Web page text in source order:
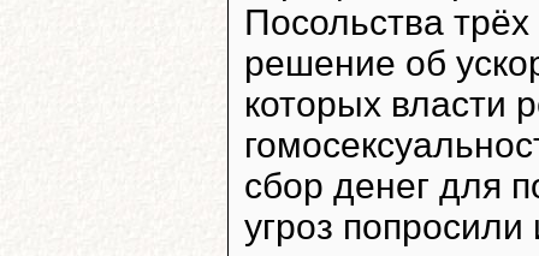
Посольства
решение об
которых власти
сбор денег для
угроз